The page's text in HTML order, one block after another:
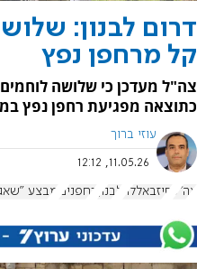
דרום לבנון:
קל מרחפן נפץ
צה"ל מעדכן כי שלושה
כתוצאה מפגיעת רחפן נפץ
עוזי ברוך
11.05.26, 12:12
צה"ל חיזבאללה לבנון רחפנים מבצע